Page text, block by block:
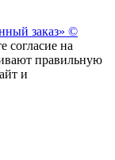
заказ» ©
согласие на
правильную
и